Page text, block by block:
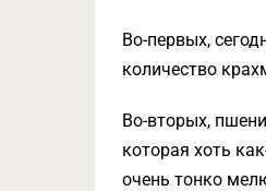
Во-первых,
количество
Во-вторых,
которая хоть
очень тонко